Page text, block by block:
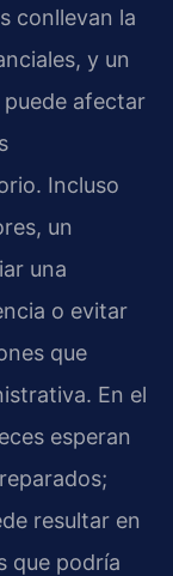
conllevan la
y un
afectar
Incluso
un
una
o evitar
que
En el
esperan
resultar en
que podría